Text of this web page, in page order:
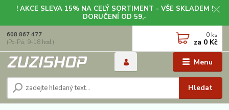
! AKCE SLEVA 15% NA CELÝ SORTIMENT - VŠE SKLADEM !
DORUČENÍ OD 59,-
Menu
Hledat
608 867 477
(Po-Pá, 9-18 hod.)
0 ks
za 0 Kč